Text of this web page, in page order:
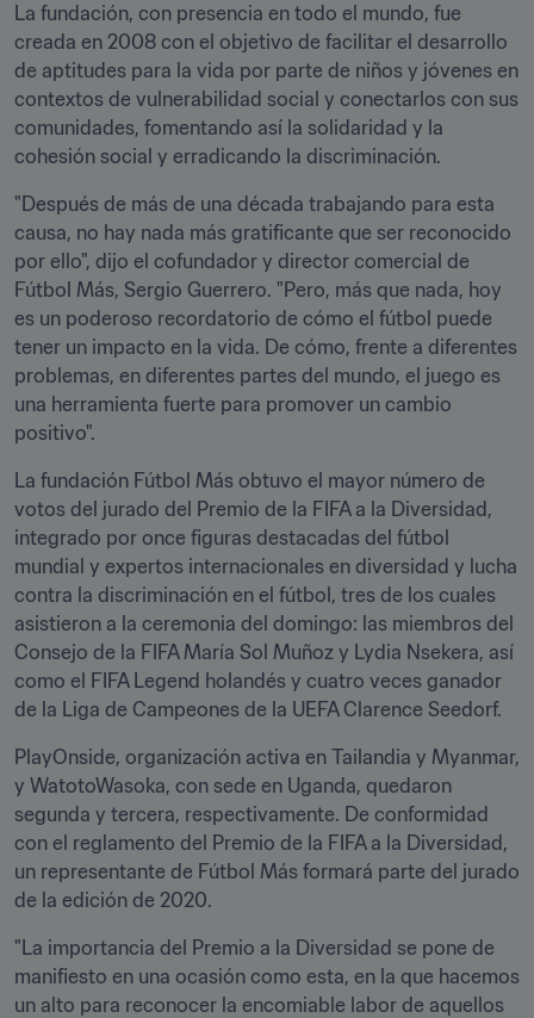
La fundación, con presencia en todo el mundo, fue
creada en 2008 con el objetivo de facilitar el desarrollo
de aptitudes para la vida por parte de niños y jóvenes en
contextos de vulnerabilidad social y conectarlos con sus
comunidades, fomentando así la solidaridad y la
cohesión social y erradicando la discriminación.
"Después de más de una década trabajando para esta
causa, no hay nada más gratificante que ser reconocido
por ello", dijo el cofundador y director comercial de
Fútbol Más, Sergio Guerrero. "Pero, más que nada, hoy
es un poderoso recordatorio de cómo el fútbol puede
tener un impacto en la vida. De cómo, frente a diferentes
problemas, en diferentes partes del mundo, el juego es
una herramienta fuerte para promover un cambio
positivo".
La fundación Fútbol Más obtuvo el mayor número de
votos del jurado del Premio de la FIFA a la Diversidad,
integrado por once figuras destacadas del fútbol
mundial y expertos internacionales en diversidad y lucha
contra la discriminación en el fútbol, tres de los cuales
asistieron a la ceremonia del domingo: las miembros del
Consejo de la FIFA María Sol Muñoz y Lydia Nsekera, así
como el FIFA Legend holandés y cuatro veces ganador
de la Liga de Campeones de la UEFA Clarence Seedorf.
PlayOnside, organización activa en Tailandia y Myanmar,
y WatotoWasoka, con sede en Uganda, quedaron
segunda y tercera, respectivamente. De conformidad
con el reglamento del Premio de la FIFA a la Diversidad,
un representante de Fútbol Más formará parte del jurado
de la edición de 2020.
"La importancia del Premio a la Diversidad se pone de
manifiesto en una ocasión como esta, en la que hacemos
un alto para reconocer la encomiable labor de aquellos